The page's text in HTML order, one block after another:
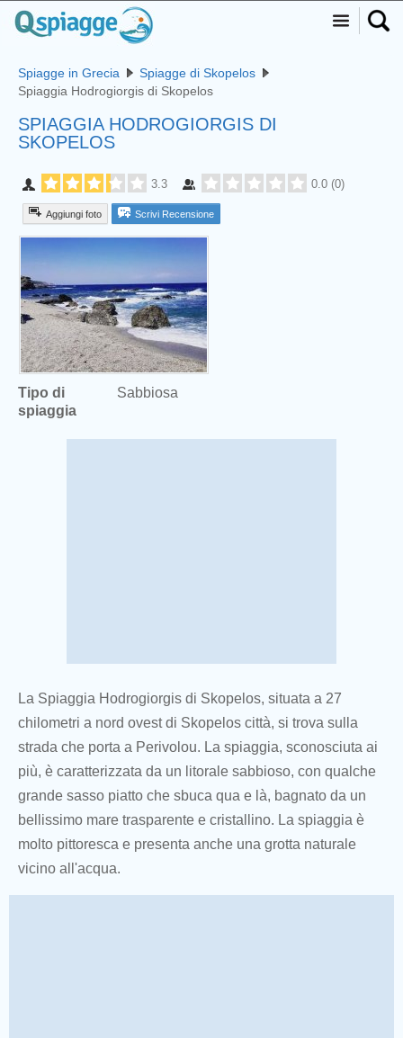
Spiagge in Grecia
Spiagge di Skopelos
Spiaggia Hodrogiorgis di Skopelos
SPIAGGIA HODROGIORGIS DI
SKOPELOS
3.3 0.0 (0)
Aggiungi foto Scrivi Recensione
Tipo di
spiaggia
Sabbiosa
La Spiaggia Hodrogiorgis di Skopelos, situata a 27
chilometri a nord ovest di Skopelos città, si trova sulla
strada che porta a Perivolou. La spiaggia, sconosciuta ai
più, è caratterizzata da un litorale sabbioso, con qualche
grande sasso piatto che sbuca qua e là, bagnato da un
bellissimo mare trasparente e cristallino. La spiaggia è
molto pittoresca e presenta anche una grotta naturale
vicino all'acqua.